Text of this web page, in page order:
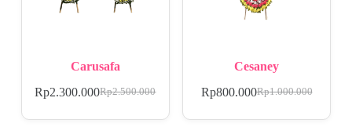
Carusafa
Rp2.500.000
Rp2.300.000
Cesaney
Rp1.000.000
Rp800.000